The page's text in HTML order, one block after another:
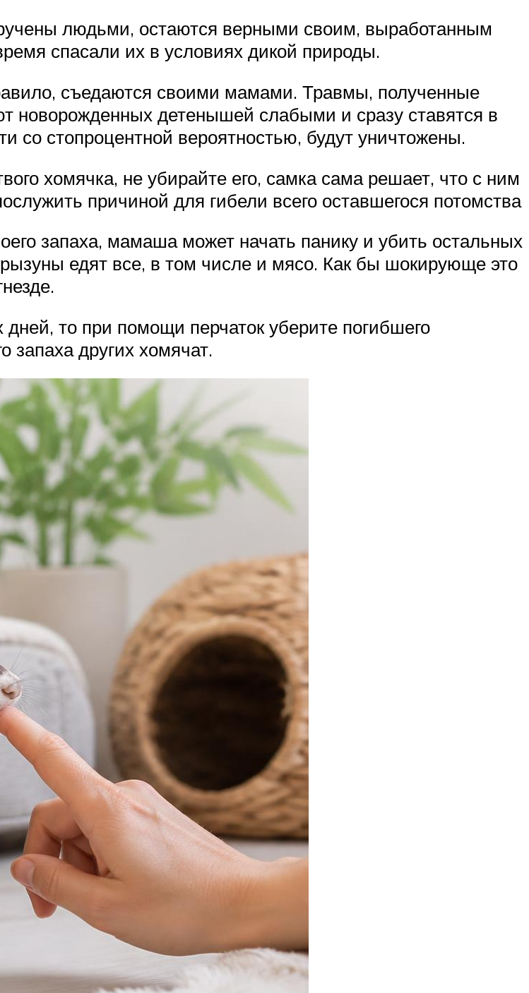
людьми, остаются верными своим, выработанным
спасали их в условиях дикой природы.
съедаются своими мамами. Травмы, полученные
новорожденных детенышей слабыми и сразу ставятся в
со стопроцентной вероятностью, будут уничтожены.
хомячка, не убирайте его, самка сама решает, что с ним
причиной для гибели всего оставшегося потомства
запаха, мамаша может начать панику и убить остальных
едят все, в том числе и мясо. Как бы шокирующе это
дней, то при помощи перчаток уберите погибшего
запаха других хомячат.